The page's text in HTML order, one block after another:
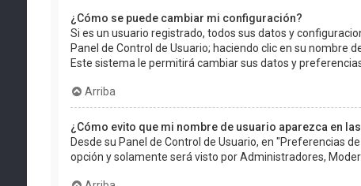
¿Cómo se puede cambiar mi configuración?
Si es un usuario registrado, todos sus datos y
Panel de Control de Usuario; haciendo clic en su nombre
Este sistema le permitirá cambiar sus datos y
Arriba
¿Cómo evito que mi nombre de usuario aparezca en
Desde su Panel de Control de Usuario, en "Preferencias
opción y solamente será visto por Administradores,